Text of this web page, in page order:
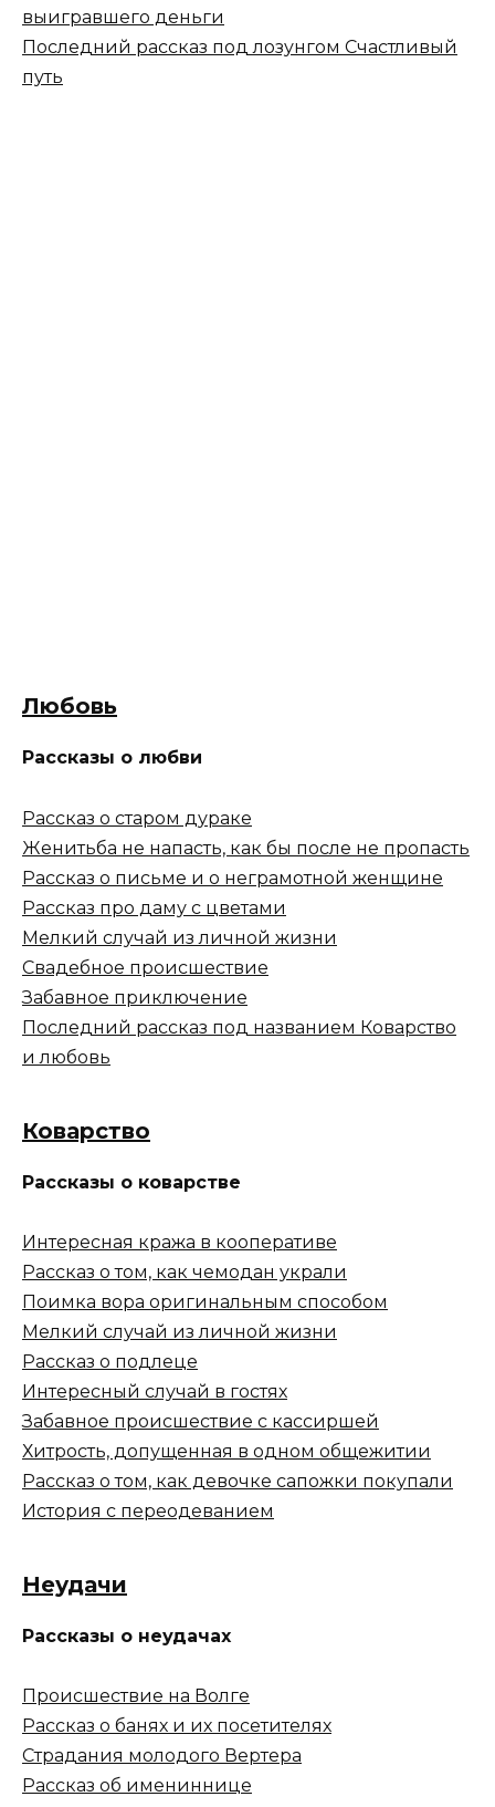
выигравшего деньги
Последний рассказ под лозунгом Счастливый
путь
Любовь
Рассказы о любви
Рассказ о старом дураке
Женитьба не напасть, как бы после не пропасть
Рассказ о письме и о неграмотной женщине
Рассказ про даму с цветами
Мелкий случай из личной жизни
Свадебное происшествие
Забавное приключение
Последний рассказ под названием Коварство
и любовь
Коварство
Рассказы о коварстве
Интересная кража в кооперативе
Рассказ о том, как чемодан украли
Поимка вора оригинальным способом
Мелкий случай из личной жизни
Рассказ о подлеце
Интересный случай в гостях
Забавное происшествие с кассиршей
Хитрость, допущенная в одном общежитии
Рассказ о том, как девочке сапожки покупали
История с переодеванием
Неудачи
Рассказы о неудачах
Происшествие на Волге
Рассказ о банях и их посетителях
Страдания молодого Вертера
Рассказ об имениннице